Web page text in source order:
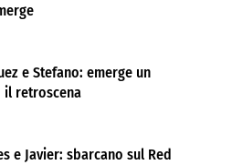
e Stefano: emerge un
il retroscena
e Javier: sbarcano sul Red